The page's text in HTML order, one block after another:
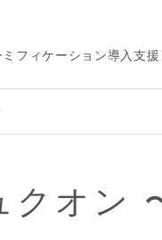
ミフィケーション導入支援
オン